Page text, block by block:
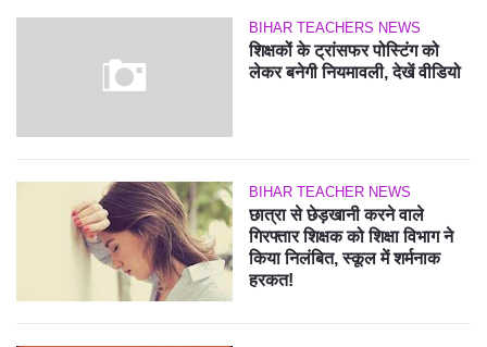
BIHAR TEACHERS NEWS
शिक्षकों के ट्रांसफर पोस्टिंग को
लेकर बनेगी नियमावली, देखें वीडियो
BIHAR TEACHER NEWS
छात्रा से छेड़खानी करने वाले
गिरफ्तार शिक्षक को शिक्षा विभाग ने
किया निलंबित, स्कूल में शर्मनाक
हरकत!